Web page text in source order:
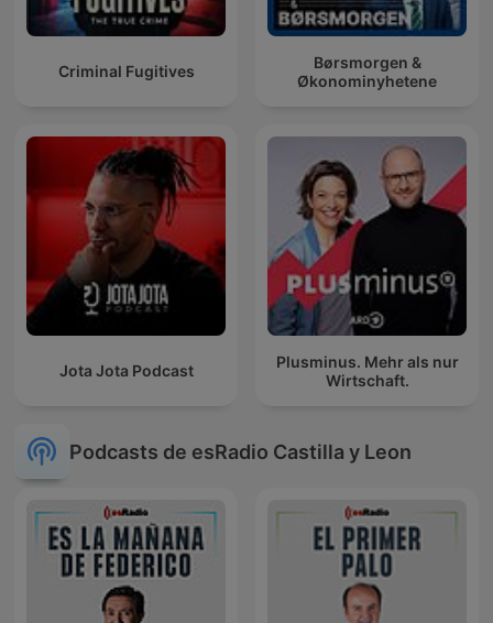
Criminal Fugitives
Børsmorgen &
Økonominyhetene
Jota Jota Podcast
Plusminus. Mehr als nur
Wirtschaft.
Podcasts de esRadio Castilla y Leon